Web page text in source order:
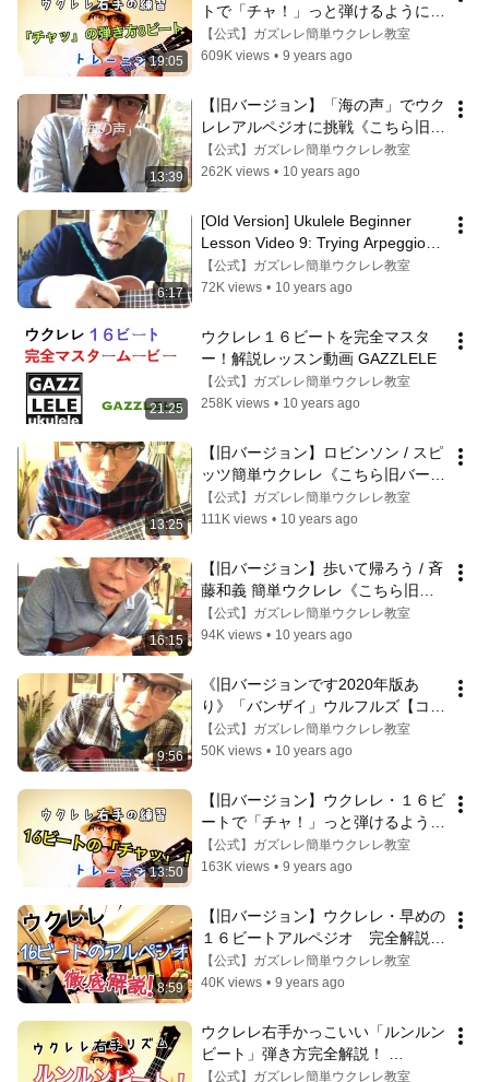
19:05
トで「チャ！」っと弾けるようにな
るトレーニング　 《こちら旧バー
ジョンです2021年改訂版は概要欄
【公式】ガズレレ簡単ウクレレ教室
609K views • 9 years ago
13:39
【旧バージョン】「海の声」でウク
レレアルペジオに挑戦《こちら旧バ
ージョンです2021年改訂版は概要
欄へ》
【公式】ガズレレ簡単ウクレレ教室
262K views • 10 years ago
6:17
[Old Version] Ukulele Beginner
Lesson Video 9: Trying Arpeggios
with "Ashita ga Aru sa" Part 2 (T...
【公式】ガズレレ簡単ウクレレ教室
72K views • 10 years ago
21:25
ウクレレ１６ビートを完全マスタ
ー！解説レッスン動画 GAZZLELE
【公式】ガズレレ簡単ウクレレ教室
258K views • 10 years ago
13:25
【旧バージョン】ロビンソン / スピ
ッツ簡単ウクレレ《こちら旧バージ
ョンです2021年改訂版は概要欄
へ》
【公式】ガズレレ簡単ウクレレ教室
111K views • 10 years ago
16:15
【旧バージョン】歩いて帰ろう / 斉
藤和義 簡単ウクレレ《こちら旧バ
ージョンです最新の改訂版は概要欄
へ》
【公式】ガズレレ簡単ウクレレ教室
94K views • 10 years ago
9:56
《旧バージョンです2020年版あ
り》「バンザイ」ウルフルズ【コー
ド付】GAZZLELE
【公式】ガズレレ簡単ウクレレ教室
50K views • 10 years ago
13:50
【旧バージョン】ウクレレ・１６ビ
ートで「チャ！」っと弾けるように
なるトレーニング《こちら旧バージ
ョンです2021年改訂版は概要欄
【公式】ガズレレ簡単ウクレレ教室
163K views • 9 years ago
8:59
【旧バージョン】ウクレレ・早めの
１６ビートアルペジオ　完全解説！
《こちら旧バージョンです2021年
改訂版は概要欄へ》
【公式】ガズレレ簡単ウクレレ教室
40K views • 9 years ago
ウクレレ右手かっこいい「ルンルン
ビート」弾き方完全解説！
GAZZLELE
【公式】ガズレレ簡単ウクレレ教室